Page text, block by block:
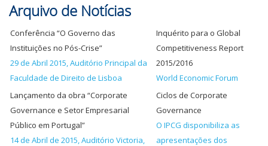
Arquivo de Notícias
Conferência “O Governo das
Instituições no Pós-Crise”
29 de Abril 2015, Auditório Principal da
Faculdade de Direito de Lisboa
Inquérito para o Global
Competitiveness Report
2015/2016
World Economic Forum
Lançamento da obra “Corporate
Governance e Setor Empresarial
Público em Portugal”
14 de Abril de 2015, Auditório Victoria,
Ciclos de Corporate
Governance
O IPCG disponibiliza as
apresentações dos